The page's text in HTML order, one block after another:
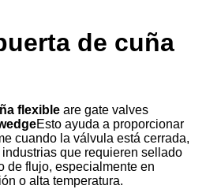
de cuña
flexible are gate valves
Esto ayuda a proporcionar
cuando la válvula está cerrada,
que requieren sellado
de flujo, especialmente en
o alta temperatura.